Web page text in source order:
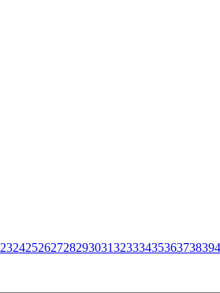
2324252627282930313233343536373839